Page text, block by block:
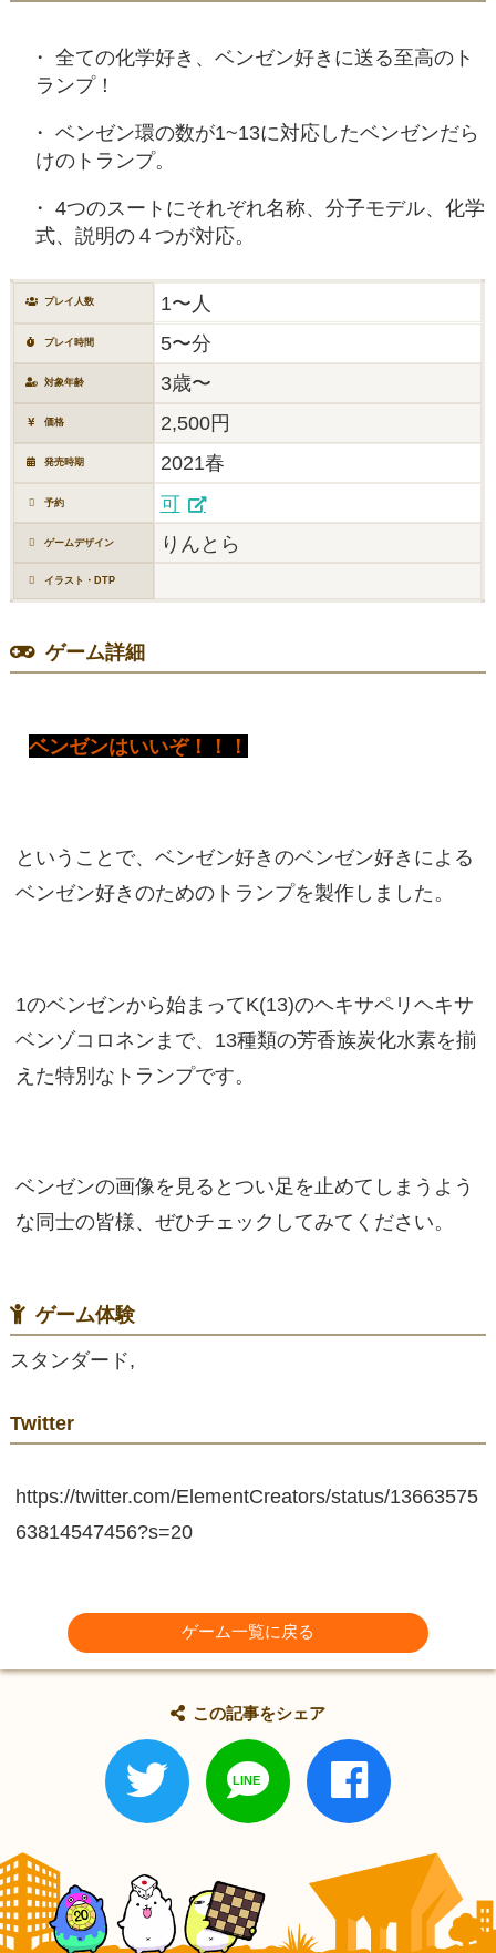
全ての化学好き、ベンゼン好きに送る至高のト
ランプ！
ベンゼン環の数が1~13に対応したベンゼンだら
けのトランプ。
4つのスートにそれぞれ名称、分子モデル、化学
式、説明の４つが対応。
プレイ人数 1〜人
プレイ時間 5〜分
対象年齢 3歳〜
価格 2,500円
発売時期 2021春
予約 可
ゲームデザイン りんとら
イラスト・DTP
ゲーム詳細
ベンゼンはいいぞ！！！
ということで、ベンゼン好きのベンゼン好きによる
ベンゼン好きのためのトランプを製作しました。
1のベンゼンから始まってK(13)のヘキサペリヘキサ
ベンゾコロネンまで、13種類の芳香族炭化水素を揃
えた特別なトランプです。
ベンゼンの画像を見るとつい足を止めてしまうよう
な同士の皆様、ぜひチェックしてみてください。
ゲーム体験
スタンダード,
Twitter
https://twitter.com/ElementCreators/status/13663575
63814547456?s=20
ゲーム一覧に戻る
この記事をシェア